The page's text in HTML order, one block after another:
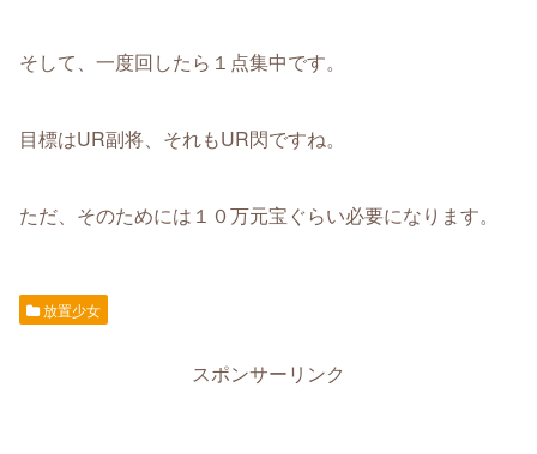
そして、一度回したら１点集中です。
目標はUR副将、それもUR閃ですね。
ただ、そのためには１０万元宝ぐらい必要になります。
放置少女
スポンサーリンク